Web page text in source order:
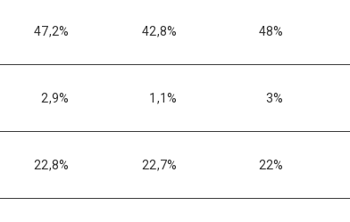
47,2% 42,8% 48%
2,9% 1,1% 3%
22,8% 22,7% 22%